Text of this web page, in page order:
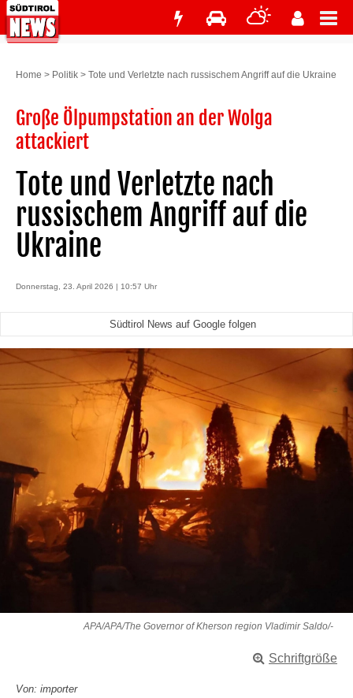
Home > Politik > Tote und Verletzte nach russischem Angriff auf die Ukraine
Große Ölpumpstation an der Wolga
attackiert
Tote und Verletzte nach
russischem Angriff auf die
Ukraine
Donnerstag, 23. April 2026 | 10:57 Uhr
Südtirol News auf Google folgen
APA/APA/The Governor of Kherson region Vladimir Saldo/-
Schriftgröße
Von: importer